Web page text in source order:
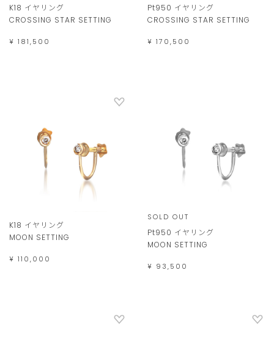
K18 イヤリング
CROSSING STAR SETTING
¥ 181,500
Pt950 イヤリング
CROSSING STAR SETTING
¥ 170,500
K18 イヤリング
MOON SETTING
¥ 110,000
SOLD OUT
Pt950 イヤリング
MOON SETTING
¥ 93,500